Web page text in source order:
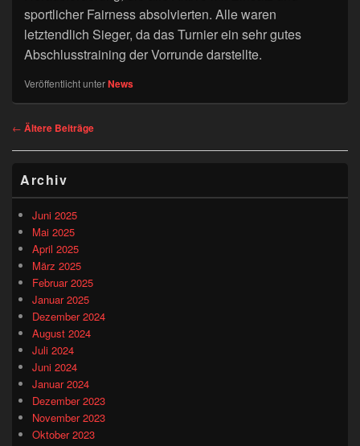
sportlicher Fairness absolvierten. Alle waren
letztendlich Sieger, da das Turnier ein sehr gutes
Abschlusstraining der Vorrunde darstellte.
Veröffentlicht unterNews
Beitragsnavigation
← Ältere Beiträge
Seitenleisten-
Widgetbereich
Archiv
Juni 2025
Mai 2025
April 2025
März 2025
Februar 2025
Januar 2025
Dezember 2024
August 2024
Juli 2024
Juni 2024
Januar 2024
Dezember 2023
November 2023
Oktober 2023